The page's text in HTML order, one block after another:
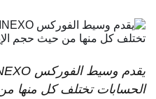
يقدم وسيط الفوركس
الحسابات تختلف كل منها